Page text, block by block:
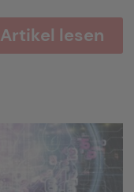
Artikel lesen